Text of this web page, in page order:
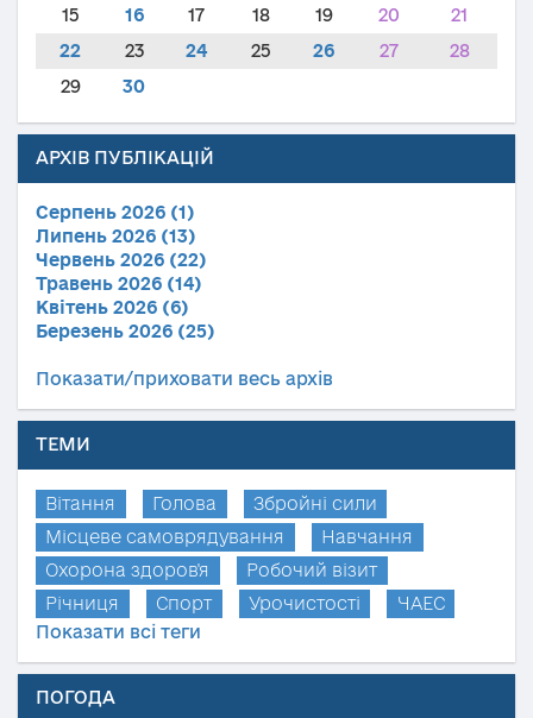
15
16 17 18 19 20
21
22
23 24 25 26 27
28
29
30
АРХІВ ПУБЛІКАЦІЙ
Серпень 2026 (1)
Липень 2026 (13)
Червень 2026 (22)
Травень 2026 (14)
Квітень 2026 (6)
Березень 2026 (25)
Показати/приховати весь архів
ТЕМИ
Вітання Голова
Збройні сили
Місцеве самоврядування
Навчання
Охорона здоров'я
Робочий візит
Річниця
Спорт Урочистості
ЧАЕС
Показати всі теги
ПОГОДА